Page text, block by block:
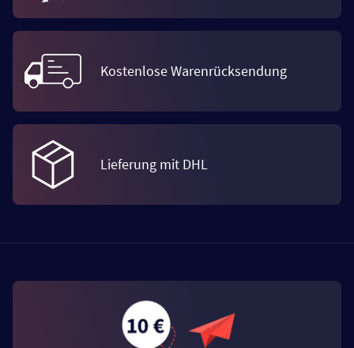
Kostenlose Warenrücksendung
Lieferung mit DHL